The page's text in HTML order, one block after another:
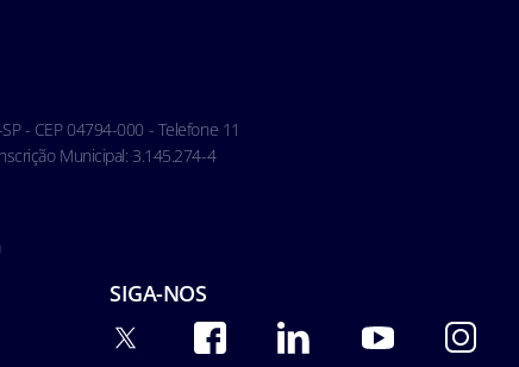
- CEP 04794-000 - Telefone 11
Municipal: 3.145.274-4
SIGA-NOS